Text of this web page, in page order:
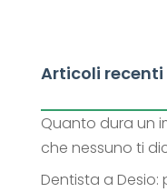
Articoli recenti
Quanto dura un
che nessuno ti
Dentista a Desio: